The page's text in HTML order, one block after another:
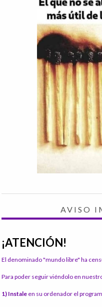
AVISO
¡ATENCIÓN!
El denominado "mundo libre" ha
Para poder seguir viéndolo en
1) Instale en su ordenador el